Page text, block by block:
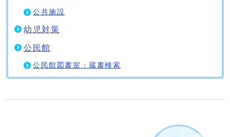
公共施設
幼児対策
公民館
公民館図書室：蔵書検索